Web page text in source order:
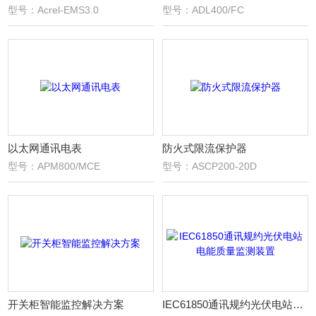
型号：Acrel-EMS3.0 型号：ADL400/FC
以太网通讯电表
型号：APM800/MCE
防火式限流保护器
型号：ASCP200-20D
开关柜智能监控解决方案 IEC61850通讯规约光伏电站电能质量监测装置